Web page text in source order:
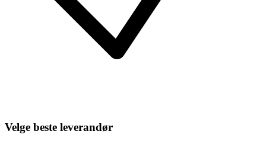
Velge beste leverandør